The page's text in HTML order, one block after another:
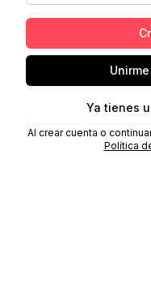
Ya tienes
Al crear cuenta o
Política